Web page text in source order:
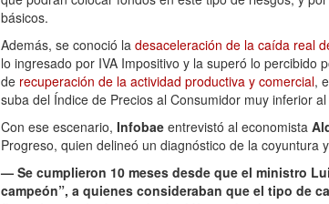
básicos.
Además, se conoció la desaceleración de la caída real
lo ingresado por IVA Impositivo y la superó lo percibido
de recuperación de la actividad productiva y comercial,
suba del Índice de Precios al Consumidor muy inferior
Con ese escenario, Infobae entrevistó al economista
Progreso, quien delineó un diagnóstico de la
— Se cumplieron 10 meses desde que el ministro
campeón”, a quienes consideraban que el tipo de